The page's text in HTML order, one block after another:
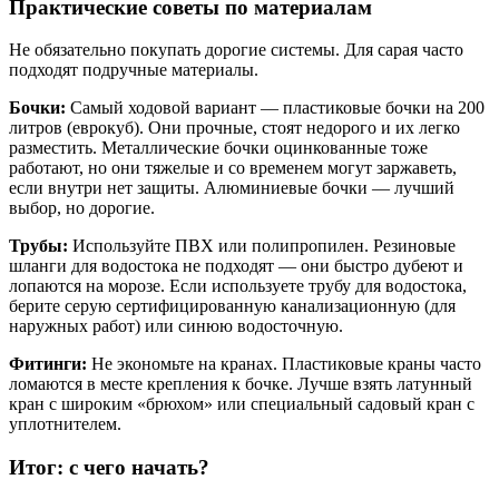
Практические советы по материалам
Не обязательно покупать дорогие системы. Для сарая часто
подходят подручные материалы.
Бочки: Самый ходовой вариант — пластиковые бочки на 200
литров (еврокуб). Они прочные, стоят недорого и их легко
разместить. Металлические бочки оцинкованные тоже
работают, но они тяжелые и со временем могут заржаветь,
если внутри нет защиты. Алюминиевые бочки — лучший
выбор, но дорогие.
Трубы: Используйте ПВХ или полипропилен. Резиновые
шланги для водостока не подходят — они быстро дубеют и
лопаются на морозе. Если используете трубу для водостока,
берите серую сертифицированную канализационную (для
наружных работ) или синюю водосточную.
Фитинги: Не экономьте на кранах. Пластиковые краны часто
ломаются в месте крепления к бочке. Лучше взять латунный
кран с широким «брюхом» или специальный садовый кран с
уплотнителем.
Итог: с чего начать?